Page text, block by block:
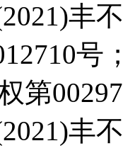
丰
号
第
丰